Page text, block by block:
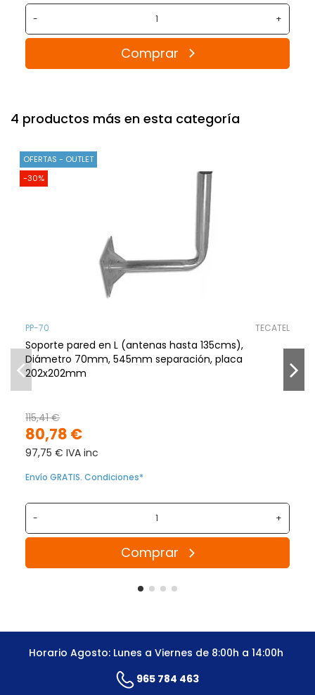
- +
Comprar
4 productos más en esta categoría
OFERTAS - OUTLET
-30%
PP-70 TECATEL
Soporte pared en L (antenas hasta 135cms),
Diámetro 70mm, 545mm separación, placa
202x202mm
80,78 €
115,41 €
97,75 € IVA inc
Envío GRATIS. Condiciones*
- +
Comprar
Horario Agosto: Lunes a Viernes de 8:00h a 14:00h
965 784 463